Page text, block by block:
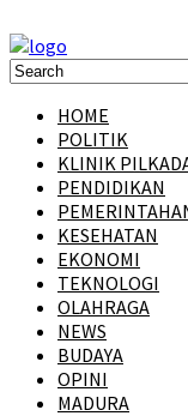
HOME
POLITIK
KLINIK
PENDIDIKAN
KESEHATAN
EKONOMI
TEKNOLOGI
OLAHRAGA
NEWS
BUDAYA
OPINI
MADURA